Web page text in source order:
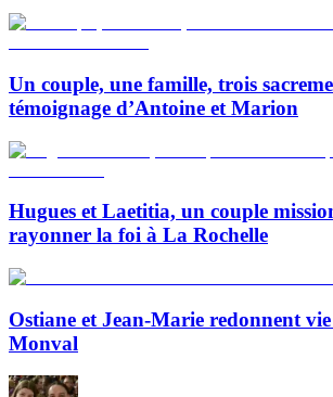
Un couple, une famille, trois
témoignage d’Antoine et Marion
Hugues et Laetitia, un couple
rayonner la foi à La Rochelle
Ostiane et Jean-Marie redonnent
Monval